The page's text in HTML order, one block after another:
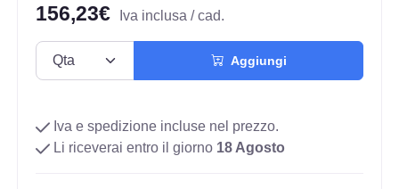
156,23€ Iva inclusa / cad.
Aggiungi
Iva e spedizione incluse nel prezzo.
Li riceverai entro il giorno 18 Agosto